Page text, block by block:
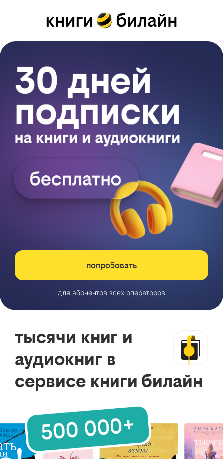
попробовать
для абонентов всех операторов
тысячи книг и
аудиокниг в
сервисе книги билайн